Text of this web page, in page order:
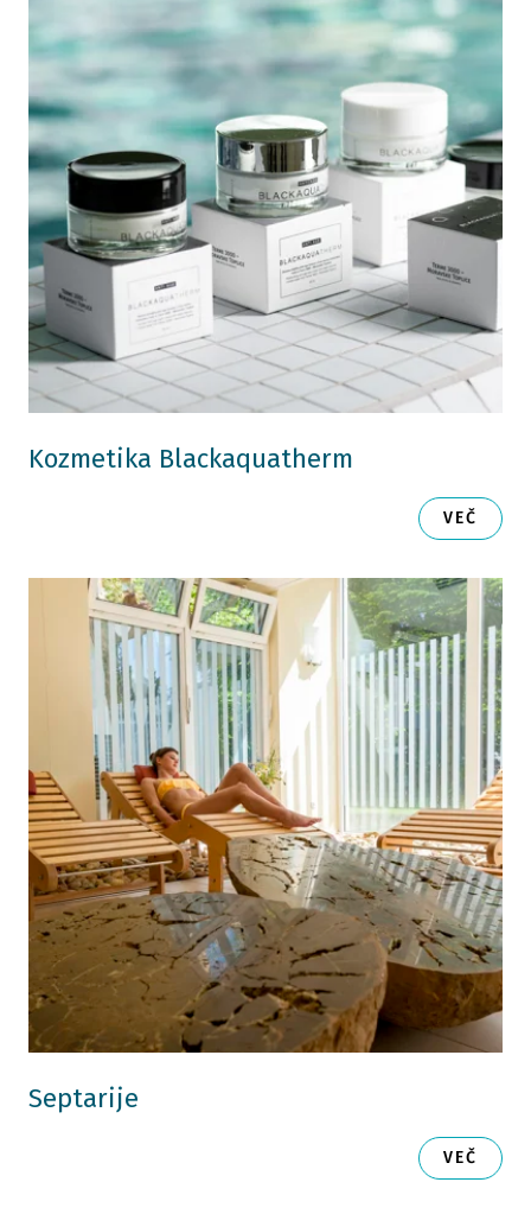
Kozmetika Blackaquatherm
VEČ
Septarije
VEČ